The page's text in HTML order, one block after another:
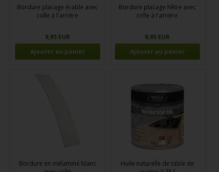
Bordure placage érable avec
colle à l'arrière
9,95 EUR
Bordure placage hêtre avec
colle à l'arrière
9,95 EUR
Bordure en mélaminé blanc
Huile naturelle de table de